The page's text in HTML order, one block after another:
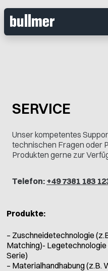
SERVICE
Unser kompetentes
technischen Fragen oder
Produkten gerne zur
Telefon: +49 7381 183
Produkte:
– Zuschneidetechnologie
Matching)-
Serie)
– Materialhandhabung (z.B.